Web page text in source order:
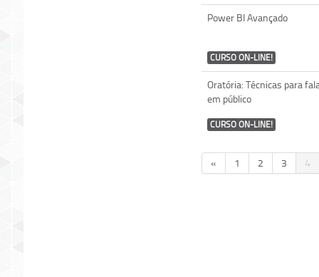
Power BI Avançado
CURSO ON-LINE!
Oratória: Técnicas para
em público
CURSO ON-LINE!
« 1 2 3 4